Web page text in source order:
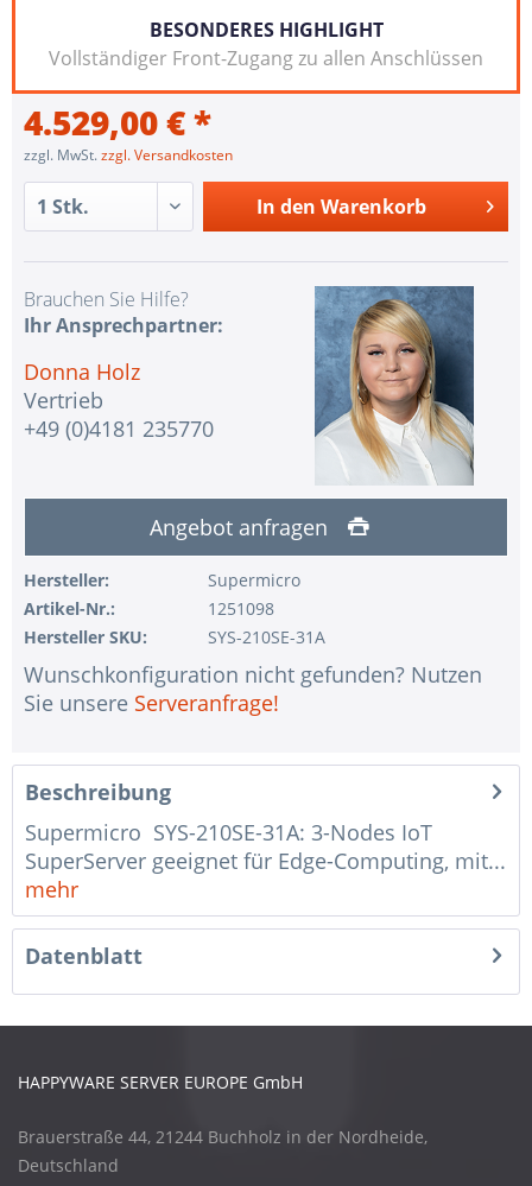
BESONDERES HIGHLIGHT
Vollständiger Front-Zugang zu allen Anschlüssen
4.529,00 € *
zzgl. MwSt.zzgl. Versandkosten
In den Warenkorb
Brauchen Sie Hilfe?
Ihr Ansprechpartner:
Donna Holz
Vertrieb
+49 (0)4181 235770
Angebot anfragen
Hersteller:
Supermicro
Artikel-Nr.:
1251098
Hersteller SKU:
SYS-210SE-31A
Wunschkonfiguration nicht gefunden? Nutzen
Sie unsere Serveranfrage!
Beschreibung
Supermicro SYS-210SE-31A: 3-Nodes IoT
SuperServer geeignet für Edge-Computing, mit...
mehr
Datenblatt
HAPPYWARE SERVER EUROPE GmbH
Brauerstraße 44, 21244 Buchholz in der Nordheide,
Deutschland